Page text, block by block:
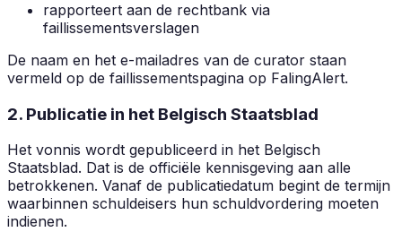
rapporteert aan de rechtbank via
faillissementsverslagen
De naam en het e-mailadres van de curator staan
vermeld op de faillissementspagina op FalingAlert.
2. Publicatie in het Belgisch Staatsblad
Het vonnis wordt gepubliceerd in het Belgisch
Staatsblad. Dat is de officiële kennisgeving aan alle
betrokkenen. Vanaf de publicatiedatum begint de termijn
waarbinnen schuldeisers hun schuldvordering moeten
indienen.